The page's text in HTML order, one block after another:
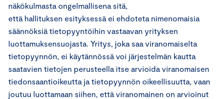
näkökulmasta ongelmallisena sitä,
että hallituksen esityksessä ei ehdoteta nimenomaisia
säännöksiä tietopyyntöihin vastaavan yrityksen
luottamuksensuojasta. Yritys, joka saa viranomaiselta
tietopyynnön, ei käytännössä voi järjestelmän kautta
saatavien tietojen perusteella itse arvioida viranomaisen
tiedonsaantioikeutta ja tietopyynnön oikeellisuutta, vaan
joutuu luottamaan siihen, että viranomainen on arvioinut